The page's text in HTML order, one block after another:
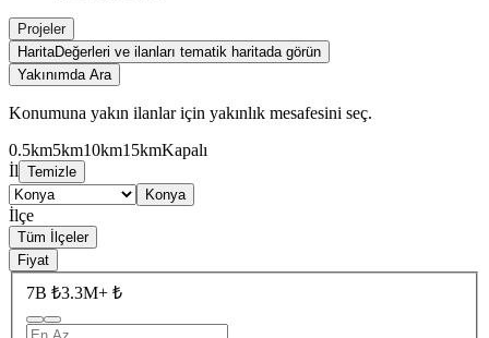
Projeler
HaritaDeğerleri ve ilanları tematik haritada görün
Yakınımda Ara
Konumuna yakın ilanlar için yakınlık mesafesini seç.
0.5km5km10km15kmKapalı
İl Temizle
Konya
İlçe
Tüm İlçeler
Fiyat
7B ₺3.3M+ ₺